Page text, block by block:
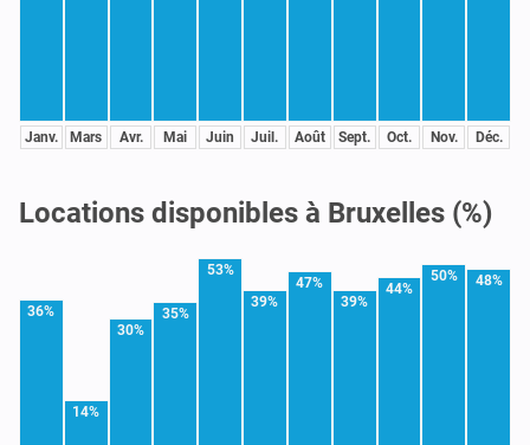
Janv. Mars Avr. Mai Juin Juil. Août Sept. Oct. Nov. Déc.
Locations disponibles à Bruxelles (%)
36%
14%
30%
35%
53%
39%
47%
39%
44%
50% 48%